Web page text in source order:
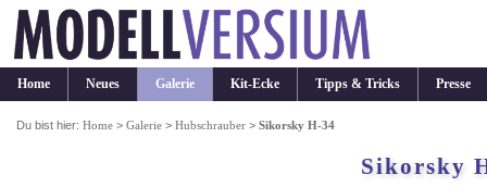
Home Neues Galerie Kit-Ecke Tipps & Tricks Presse
Du bist hier:Home >Galerie >Hubschrauber >Sikorsky H-34
Sikorsky